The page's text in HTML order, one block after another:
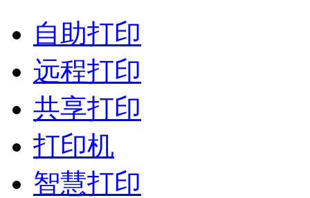
自助打印
远程打印
共享打印
打印机
智慧打印